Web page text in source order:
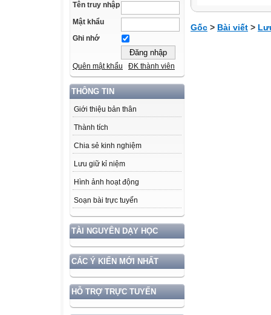
Tên truy nhập
Mật khẩu
Ghi nhớ
Quên mật khẩu ĐK thành viên
THÔNG TIN
Giới thiệu bản thân
Thành tích
Chia sẻ kinh nghiệm
Lưu giữ kỉ niệm
Hình ảnh hoạt động
Soạn bài trực tuyến
TÀI NGUYÊN DẠY HỌC
CÁC Ý KIẾN MỚI NHẤT
HỖ TRỢ TRỰC TUYẾN
Gốc > Bài viết >